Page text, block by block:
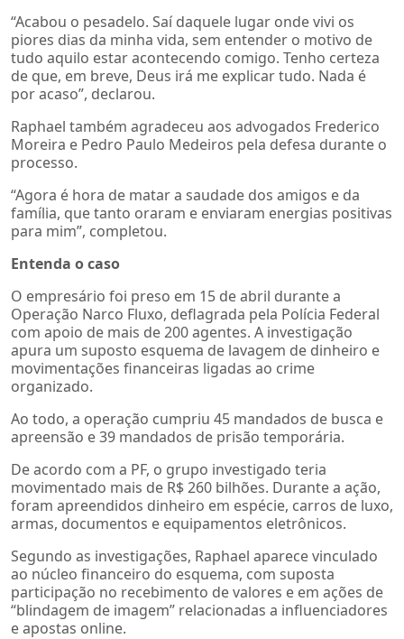
“Acabou o pesadelo. Saí daquele lugar onde vivi os
piores dias da minha vida, sem entender o motivo de
tudo aquilo estar acontecendo comigo. Tenho certeza
de que, em breve, Deus irá me explicar tudo. Nada é
por acaso”, declarou.
Raphael também agradeceu aos advogados Frederico
Moreira e Pedro Paulo Medeiros pela defesa durante o
processo.
“Agora é hora de matar a saudade dos amigos e da
família, que tanto oraram e enviaram energias positivas
para mim”, completou.
Entenda o caso
O empresário foi preso em 15 de abril durante a
Operação Narco Fluxo, deflagrada pela Polícia Federal
com apoio de mais de 200 agentes. A investigação
apura um suposto esquema de lavagem de dinheiro e
movimentações financeiras ligadas ao crime
organizado.
Ao todo, a operação cumpriu 45 mandados de busca e
apreensão e 39 mandados de prisão temporária.
De acordo com a PF, o grupo investigado teria
movimentado mais de R$ 260 bilhões. Durante a ação,
foram apreendidos dinheiro em espécie, carros de luxo,
armas, documentos e equipamentos eletrônicos.
Segundo as investigações, Raphael aparece vinculado
ao núcleo financeiro do esquema, com suposta
participação no recebimento de valores e em ações de
“blindagem de imagem” relacionadas a influenciadores
e apostas online.